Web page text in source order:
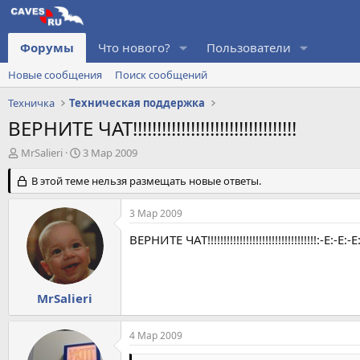
Форумы Что нового? Пользователи
Новые сообщения
Поиск сообщений
Техничка
Техническая поддержка
ВЕРНИТЕ ЧАТ!!!!!!!!!!!!!!!!!!!!!!!!!!!!!!!!!!
А
т
о
м
MrSalieri
Д
т
а
н
а
ч
а
л
а
3 Мар 2009
В этой теме нельзя размещать новые ответы.
MrSalieri
3 Мар 2009
ВЕРНИТЕ ЧАТ!!!!!!!!!!!!!!!!!!!!!!!!!!!!!!!!!!:-E:-E:-
4 Мар 2009